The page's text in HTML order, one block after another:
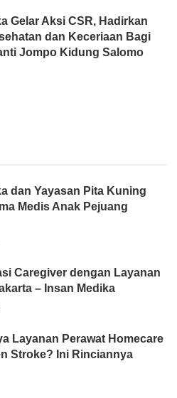
Gelar Aksi CSR, Hadirkan
dan Keceriaan Bagi
Jompo Kidung Salomo
dan Yayasan Pita Kuning
Medis Anak Pejuang
Caregiver dengan Layanan
– Insan Medika
Layanan Perawat Homecare
Stroke? Ini Rinciannya